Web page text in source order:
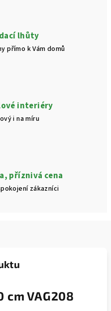
lhůty
přímo k Vám domů
interiéry
i na míru
příznivá cena
zákazníci
VAG208